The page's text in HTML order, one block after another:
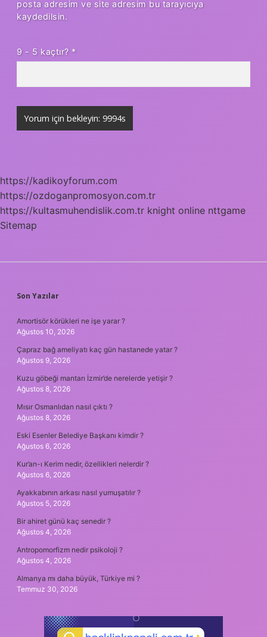
posta adresim ve site adresim bu tarayıcıya
kaydedilsin.
9 - 5 kaçtır? *
https://kadikoyforum.com
https://ozdoganpromosyon.com.tr
https://kultasmuhendislik.com.tr knight online nttgame
Sitemap
SIDEBAR
Son Yazılar
Amortisör körükleri ne işe yarar ?
Ağustos 10, 2026
Çapraz bağ ameliyatı kaç gün hastanede yatar ?
Ağustos 9, 2026
Kuzu göbeği mantarı İzmir’de nerelerde yetişir ?
Ağustos 8, 2026
Mısır Osmanlıdan nasıl çıktı ?
Ağustos 8, 2026
Eski Esenler Belediye Başkanı kimdir ?
Ağustos 6, 2026
Kur’an-ı Kerim nedir, özellikleri nelerdir ?
Ağustos 6, 2026
Ayakkabının arkası nasıl yumuşatılır ?
Ağustos 5, 2026
Bir ahiret günü kaç senedir ?
Ağustos 4, 2026
Antropomorfizm nedir psikoloji ?
Ağustos 4, 2026
Almanya mı daha büyük, Türkiye mi ?
Temmuz 30, 2026